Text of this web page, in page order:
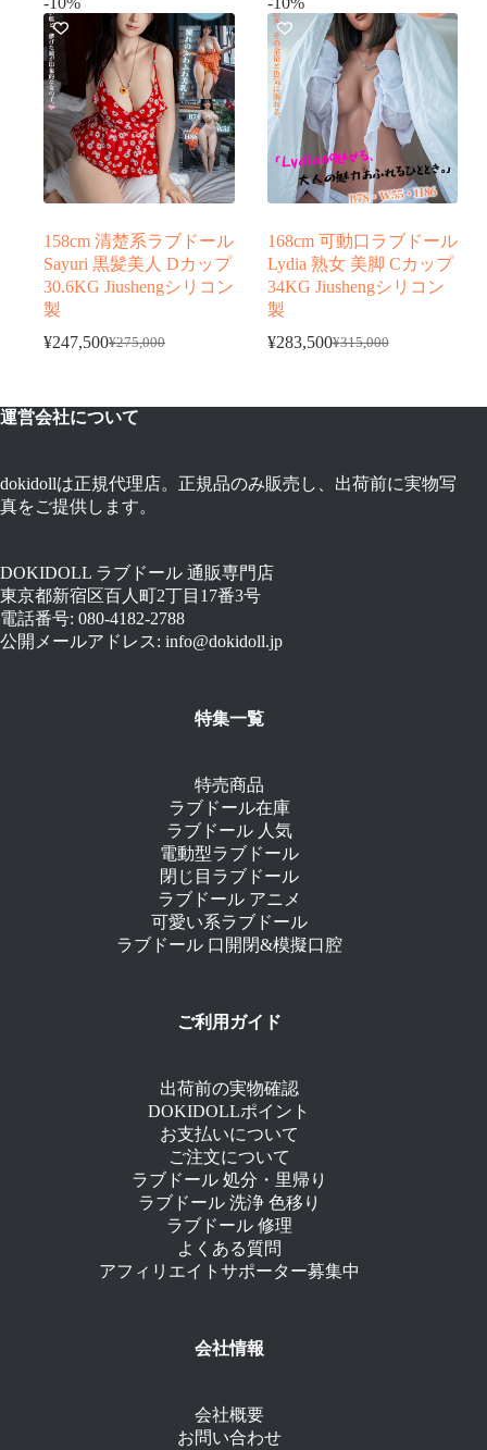
格
は
¥275,000
で
し
た。
価
格
は
¥247,500
で
す。
格
は
¥265,000
で
し
た。
価
格
は
¥238,500
で
す。
158cm 清楚系ラブドール
Sayuri 黒髪美人 Dカップ
30.6KG Jiushengシリコン
製
¥275,000
元
格
で
し
¥247,500現
価
¥247,500
で
168cm 可動口ラブドール
Lydia 熟女 美脚 Cカップ
34KG Jiushengシリコン
製
¥315,000
元
で
¥283,500現
¥283,500
運営会社について
dokidollは正規代理店。正規品のみ販売し、出荷前に実物写
真をご提供します。
DOKIDOLL ラブドール 通販専門店
東京都新宿区百人町2丁目17番3号
電話番号: 080-4182-2788
公開メールアドレス: info@dokidoll.jp
特集一覧
特売商品
ラブドール在庫
ラブドール 人気
電動型ラブドール
閉じ目ラブドール
ラブドール アニメ
可愛い系ラブドール
ラブドール 口開閉&模擬口腔
ご利用ガイド
出荷前の実物確認
DOKIDOLLポイント
お支払いについて
ご注文について
ラブドール 処分・里帰り
ラブドール 洗浄 色移り
ラブドール 修理
よくある質問
アフィリエイトサポーター募集中
会社情報
会社概要
お問い合わせ